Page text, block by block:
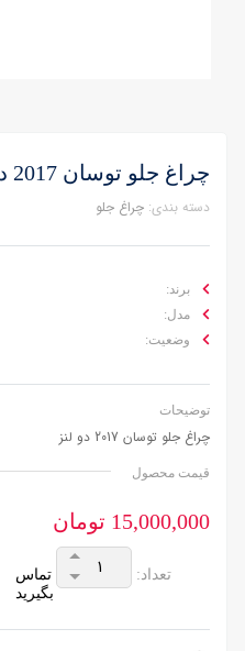
چراغ جلو توسان 2017 دو لنز
دسته بندی: چراغ جلو
برند:
مدل:
وضعیت:
توضیحات
چراغ جلو توسان 2017 دو لنز
قیمت محصول
15,000,000 تومان
تعداد:
تماس
بگیرید